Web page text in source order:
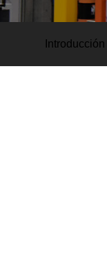
Introducción